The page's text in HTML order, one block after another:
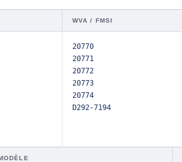
WVA / FMSI
20770
20771
20772
20773
20774
D292-7194